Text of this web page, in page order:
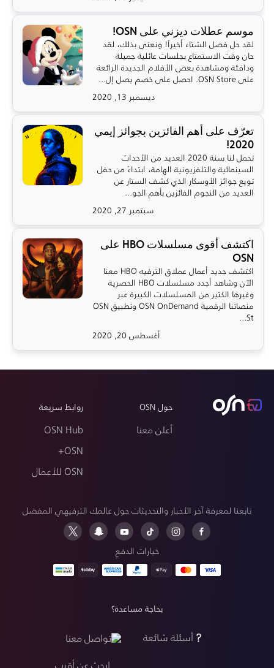
موسم عطلات ديزني على OSN!
لقد حل فصل الشتاء أخيراً! ونعني بذلك، لقد
حان وقت الاستمتاع بجلسات عائلية جميلة
ودافئة ومشاهدة بعض الأفلام الجديدة الرائعة
على OSN Store. احصل على خصم يصل إل...
ديسمبر 13, 2020
تعرّف على أهم الفائزين بجوائز إيمي
2020!
تحمل لنا سنة 2020 العديد من الأحداث
السينمائية والتلفزيونية الهامة، ابتداءً من حفل
تويع جوائز الأوسكار الذي كشف الستار عن
العديد من النجوم الفائزين بأهم الجو...
سبتمبر 27, 2020
اكتشف أقوى مسلسلات HBO على
OSN
اكتشف جديد أعمال عملاق الترفيه HBO معنا
الآن وشاهد أجدد مسلسلات HBO الحصرية
وغيرها الكثير من المسلسلات الكبيرة عبر
منصاتنا الرقمية OSN OnDemand وتطبيق OSN
St...
أغسطس 20, 2020
حول OSN
أعلن معنا
روابط سريعة
OSN Hub
OSN+
OSN للأعمال
تابعنا لمعرفة آخر الأخبار والتحديثات حول عالمك الترفيهي المفضل
خيارات الدفع
بحاجة مساعدة؟
أسئلة شائعة
تواصل معنا